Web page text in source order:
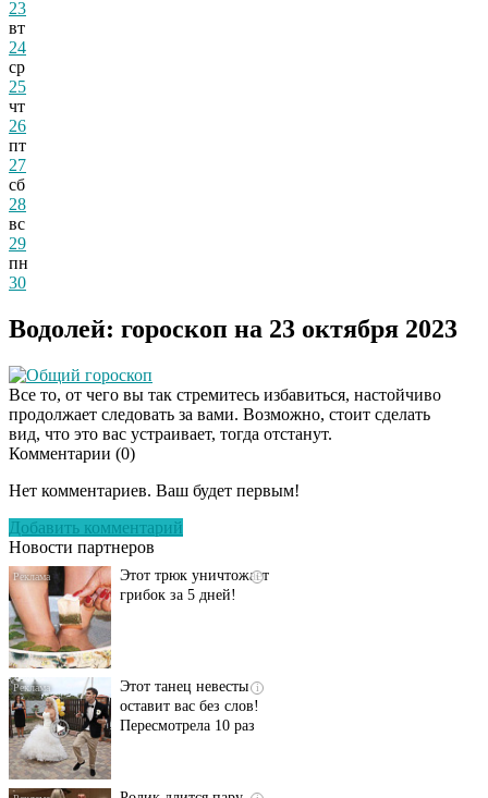
23
вт
24
ср
25
чт
26
пт
27
сб
28
вс
29
пн
30
Водолей: гороскоп на 23 октября 2023
Общий гороскоп
Все то, от чего вы так стремитесь избавиться, настойчиво
продолжает следовать за вами. Возможно, стоит сделать
вид, что это вас устраивает, тогда отстанут.
Комментарии (0)
Нет комментариев. Ваш будет первым!
Добавить комментарий
Новости партнеров
Даже самый
исчезнет с корнем,
Этот трюк уничтожает
грибок за 5 дней!
Этот танец невесты
оставит вас без слов!
Пересмотрела 10 раз
Ролик длится пару